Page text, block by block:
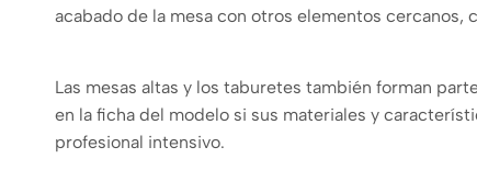
acabado de la mesa con otros elementos cercanos,
Las mesas altas y los taburetes también forman
en la ficha del modelo si sus materiales y
profesional intensivo.